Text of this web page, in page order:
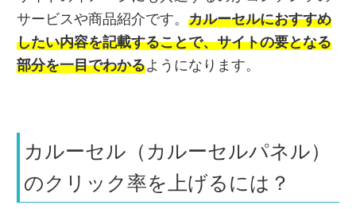
サービスや商品紹介です。 カルーセルにおすすめ
したい内容を記載することで、サイトの要となる
部分を一目でわかるようになります。
カルーセル（カルーセルパネル）
のクリック率を上げるには？